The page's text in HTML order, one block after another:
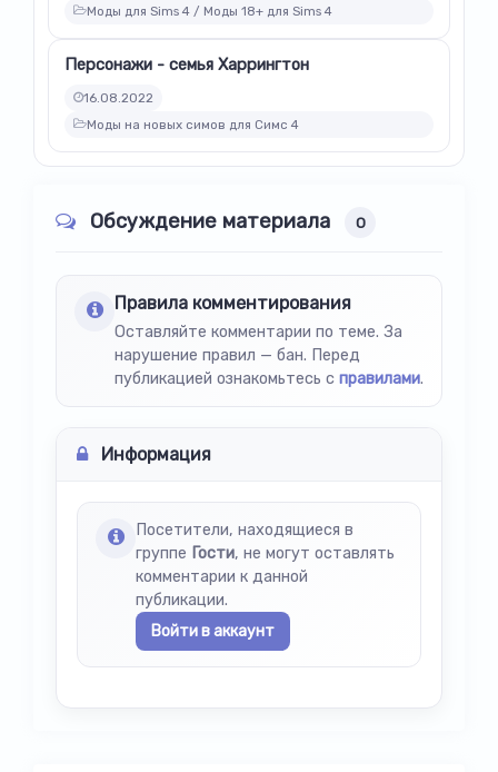
Моды для Sims 4 / Моды 18+ для Sims 4
Персонажи - семья Харрингтон
16.08.2022
Моды на новых симов для Симс 4
Обсуждение материала 0
Правила комментирования
Оставляйте комментарии по теме. За
нарушение правил — бан. Перед
публикацией ознакомьтесь с правилами.
Информация
Посетители, находящиеся в
группе Гости, не могут оставлять
комментарии к данной
публикации.
Войти в аккаунт